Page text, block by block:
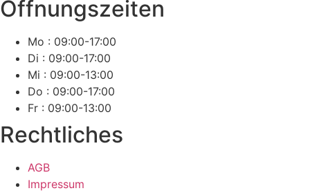
Öffnungszeiten
Mo : 09:00-17:00
Di : 09:00-17:00
Mi : 09:00-13:00
Do : 09:00-17:00
Fr : 09:00-13:00
Rechtliches
AGB
Impressum